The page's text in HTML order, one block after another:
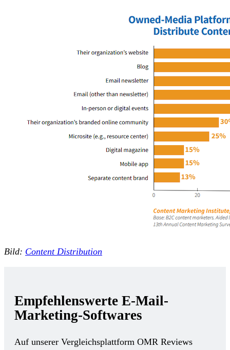
Bild: Content Distribution
Empfehlenswerte E-Mail-
Marketing-Softwares
Auf unserer Vergleichsplattform OMR Reviews